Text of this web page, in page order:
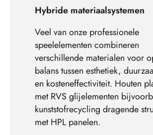
Hybride materiaalsystemen
Veel van onze professionele
speelelementen combineren
verschillende materialen voor
balans tussen esthetiek,
en kosteneffectiviteit. Houten
met RVS glijelementen
kunststofrecycling dragende
met HPL panelen.